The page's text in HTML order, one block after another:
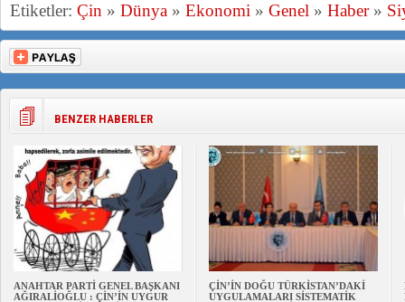
Etiketler: Çin » Dünya » Ekonomi » Genel » Haber»
BENZER HABERLER
ANAHTAR PARTİ GENEL BAŞKANI
AĞIRALİOĞLU : ÇİN’İN UYGUR
ÇİN’İN DOĞU TÜRKİSTAN’DAKİ
UYGULAMALARI SİSTEMATİK